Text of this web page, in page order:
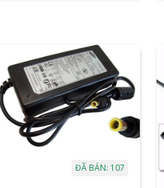
ĐÃ BÁN: 107